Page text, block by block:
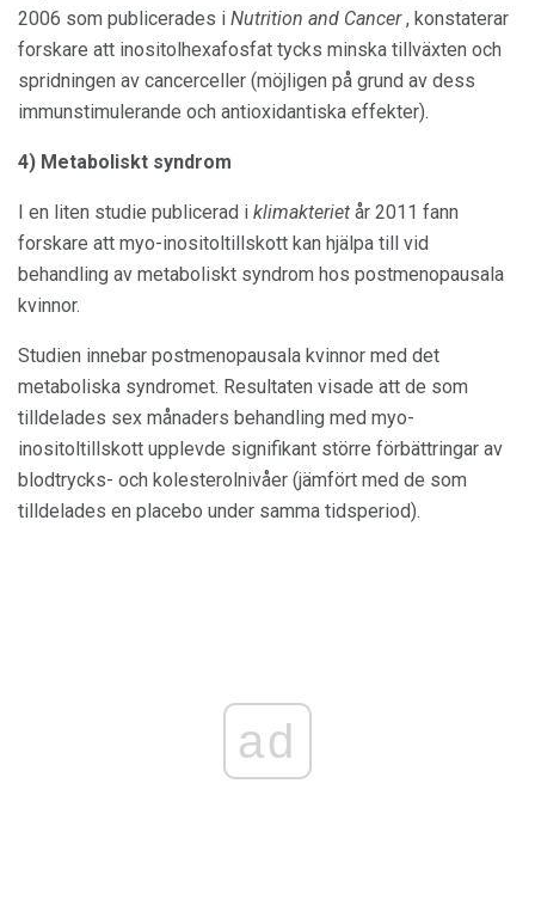
2006 som publicerades i Nutrition and Cancer, konstaterar
forskare att inositolhexafosfat tycks minska tillväxten och
spridningen av cancerceller (möjligen på grund av dess
immunstimulerande och antioxidantiska effekter).
4) Metaboliskt syndrom
I en liten studie publicerad i klimakteriet år 2011 fann
forskare att myo-inositoltillskott kan hjälpa till vid
behandling av metaboliskt syndrom hos postmenopausala
kvinnor.
Studien innebar postmenopausala kvinnor med det
metaboliska syndromet. Resultaten visade att de som
tilldelades sex månaders behandling med myo-
inositoltillskott upplevde signifikant större förbättringar av
blodtrycks- och kolesterolnivåer (jämfört med de som
tilldelades en placebo under samma tidsperiod).
ad